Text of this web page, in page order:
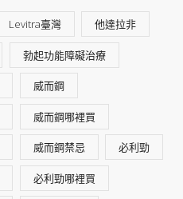
Levitra臺灣 他達拉非
勃起功能障礙治療
威而鋼
威而鋼哪裡買
威而鋼禁忌 必利勁
必利勁哪裡買